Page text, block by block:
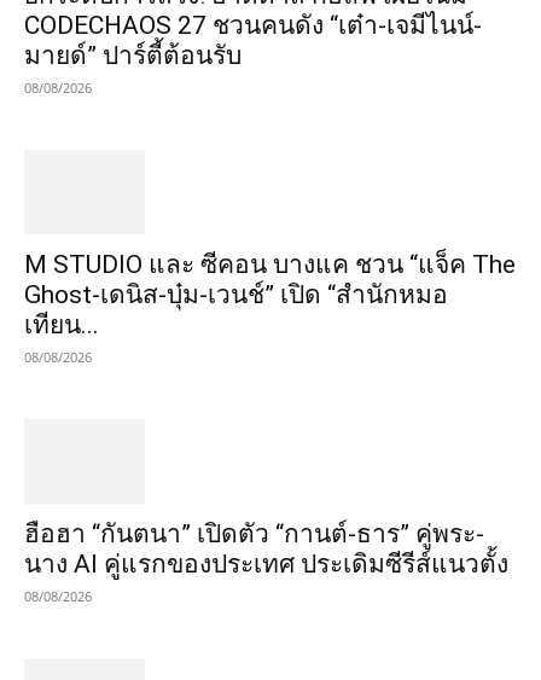
CODECHAOS 27 ชวนคนดัง “เต๋า-เจมีไนน์-
มายด์” ปาร์ตี้ต้อนรับ
08/08/2026
M STUDIO และ ซีคอน บางแค ชวน “แจ็ค The
Ghost-เดนิส-บุ๋ม-เวนช์” เปิด “สำนักหมอ
เทียน...
08/08/2026
ฮือฮา “กันตนา” เปิดตัว “กานต์-ธาร” คู่พระ-
นาง AI คู่แรกของประเทศ ประเดิมซีรีส์แนวตั้ง
08/08/2026